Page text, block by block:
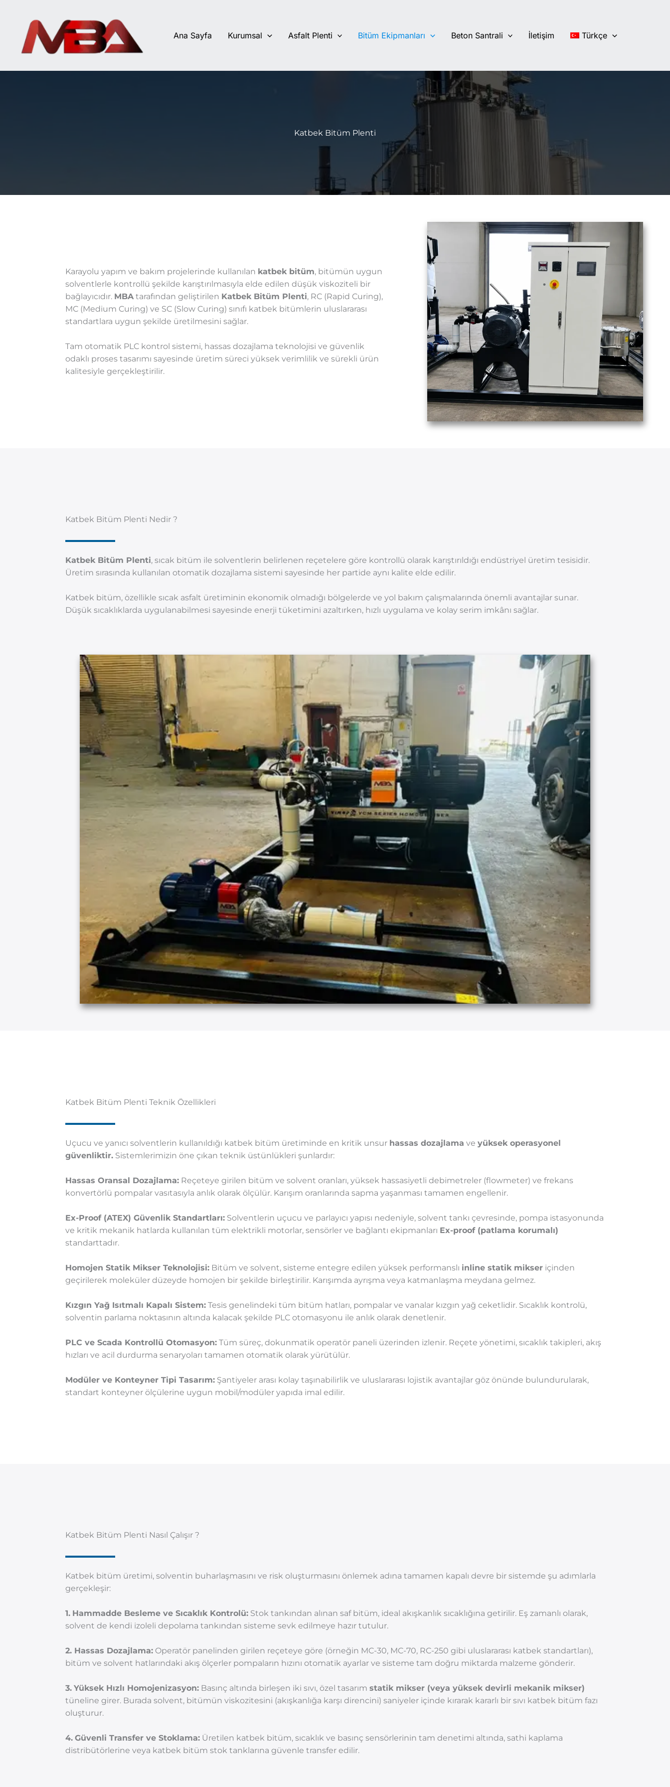
Ana Sayfa Kurumsal Asfalt Plenti Bitüm Ekipmanları Beton Santrali İletişim Türkçe
Katbek Bitüm Plenti
Karayolu yapım ve bakım projelerinde kullanılan katbek bitüm, bitümün uygun
solventlerle kontrollü şekilde karıştırılmasıyla elde edilen düşük viskoziteli bir
bağlayıcıdır. MBAtarafından geliştirilen Katbek Bitüm Plenti, RC (Rapid Curing),
MC (Medium Curing) ve SC (Slow Curing) sınıfı katbek bitümlerin uluslararası
standartlara uygun şekilde üretilmesini sağlar.
Tam otomatik PLC kontrol sistemi, hassas dozajlama teknolojisi ve güvenlik
odaklı proses tasarımı sayesinde üretim süreci yüksek verimlilik ve sürekli ürün
kalitesiyle gerçekleştirilir.
Katbek Bitüm Plenti Nedir ?
Katbek Bitüm Plenti, sıcak bitüm ile solventlerin belirlenen reçetelere göre kontrollü olarak karıştırıldığı endüstriyel üretim tesisidir.
Üretim sırasında kullanılan otomatik dozajlama sistemi sayesinde her partide aynı kalite elde edilir.
Katbek bitüm, özellikle sıcak asfalt üretiminin ekonomik olmadığı bölgelerde ve yol bakım çalışmalarında önemli avantajlar sunar.
Düşük sıcaklıklarda uygulanabilmesi sayesinde enerji tüketimini azaltırken, hızlı uygulama ve kolay serim imkânı sağlar.
Katbek Bitüm Plenti Teknik Özellikleri
Uçucu ve yanıcı solventlerin kullanıldığı katbek bitüm üretiminde en kritik unsur hassas dozajlama ve yüksek operasyonel
güvenliktir.Sistemlerimizin öne çıkan teknik üstünlükleri şunlardır:
Hassas Oransal Dozajlama:Reçeteye girilen bitüm ve solvent oranları, yüksek hassasiyetli debimetreler (flowmeter) ve frekans
konvertörlü pompalar vasıtasıyla anlık olarak ölçülür. Karışım oranlarında sapma yaşanması tamamen engellenir.
Ex-Proof (ATEX) Güvenlik Standartları:Solventlerin uçucu ve parlayıcı yapısı nedeniyle, solvent tankı çevresinde, pompa istasyonunda
ve kritik mekanik hatlarda kullanılan tüm elektrikli motorlar, sensörler ve bağlantı ekipmanları Ex-proof (patlama korumalı)
standarttadır.
Homojen Statik Mikser Teknolojisi:Bitüm ve solvent, sisteme entegre edilen yüksek performanslı inline statik mikseriçinden
geçirilerek moleküler düzeyde homojen bir şekilde birleştirilir. Karışımda ayrışma veya katmanlaşma meydana gelmez.
Kızgın Yağ Isıtmalı Kapalı Sistem:Tesis genelindeki tüm bitüm hatları, pompalar ve vanalar kızgın yağ ceketlidir. Sıcaklık kontrolü,
solventin parlama noktasının altında kalacak şekilde PLC otomasyonu ile anlık olarak denetlenir.
PLC ve Scada Kontrollü Otomasyon:Tüm süreç, dokunmatik operatör paneli üzerinden izlenir. Reçete yönetimi, sıcaklık takipleri, akış
hızları ve acil durdurma senaryoları tamamen otomatik olarak yürütülür.
Modüler ve Konteyner Tipi Tasarım:Şantiyeler arası kolay taşınabilirlik ve uluslararası lojistik avantajlar göz önünde bulundurularak,
standart konteyner ölçülerine uygun mobil/modüler yapıda imal edilir.
Katbek Bitüm Plenti Nasıl Çalışır ?
Katbek bitüm üretimi, solventin buharlaşmasını ve risk oluşturmasını önlemek adına tamamen kapalı devre bir sistemde şu adımlarla
gerçekleşir:
1. Hammadde Besleme ve Sıcaklık Kontrolü:Stok tankından alınan saf bitüm, ideal akışkanlık sıcaklığına getirilir. Eş zamanlı olarak,
solvent de kendi izoleli depolama tankından sisteme sevk edilmeye hazır tutulur.
2. Hassas Dozajlama:Operatör panelinden girilen reçeteye göre (örneğin MC-30, MC-70, RC-250 gibi uluslararası katbek standartları),
bitüm ve solvent hatlarındaki akış ölçerler pompaların hızını otomatik ayarlar ve sisteme tam doğru miktarda malzeme gönderir.
3. Yüksek Hızlı Homojenizasyon:Basınç altında birleşen iki sıvı, özel tasarım statik mikser (veya yüksek devirli mekanik mikser)
tüneline girer. Burada solvent, bitümün viskozitesini (akışkanlığa karşı direncini) saniyeler içinde kırarak kararlı bir sıvı katbek bitüm fazı
oluşturur.
4. Güvenli Transfer ve Stoklama:Üretilen katbek bitüm, sıcaklık ve basınç sensörlerinin tam denetimi altında, sathi kaplama
distribütörlerine veya katbek bitüm stok tanklarına güvenle transfer edilir.